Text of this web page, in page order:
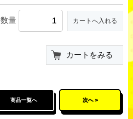
数量
カートをみる
商品一覧へ 次へ >